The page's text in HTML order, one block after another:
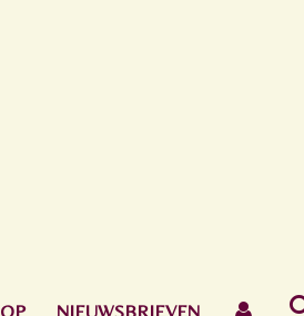
NIEUWSBRIEVEN